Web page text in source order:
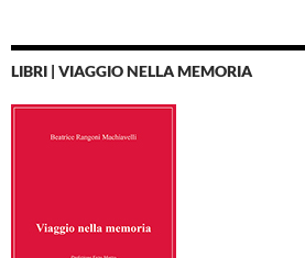
LIBRI | VIAGGIO NELLA MEMORIA